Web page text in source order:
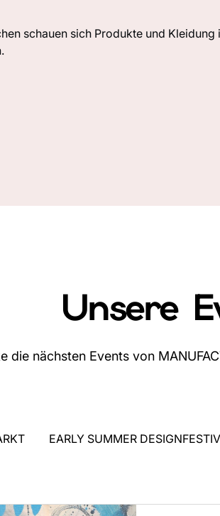
Unsere
die nächsten Events von
EARLY SUMMER